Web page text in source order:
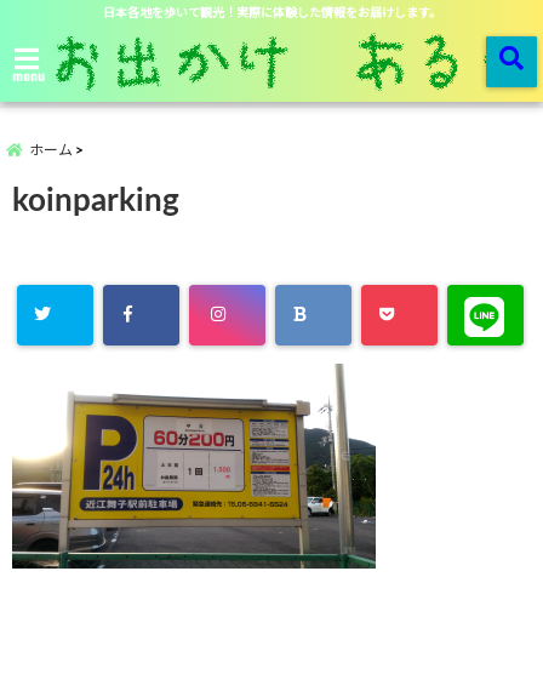
日本各地を歩いて観光！実際に体験した情報をお届けします。
menu
ホーム
koinparking